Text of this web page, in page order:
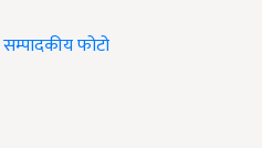
सम्पादकीयफोटो